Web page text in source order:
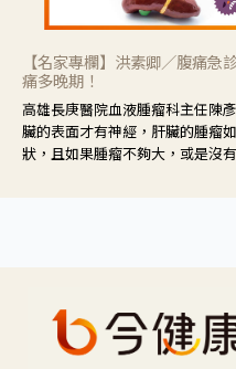
【名家專欄】洪素卿／腹痛
痛多晚期！
高雄長庚醫院血液腫瘤科主任陳
臟的表面才有神經，肝臟的腫瘤
狀，且如果腫瘤不夠大，或是沒